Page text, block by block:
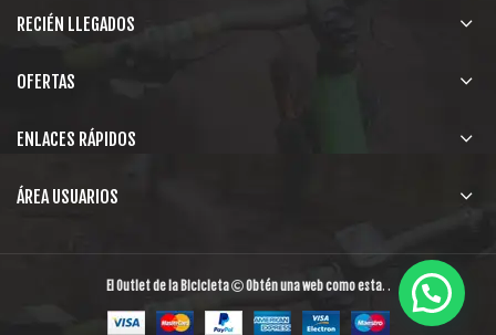
RECIÉN LLEGADOS
OFERTAS
ENLACES RÁPIDOS
ÁREA USUARIOS
El Outlet de la Bicicleta Obtén una web como esta. .